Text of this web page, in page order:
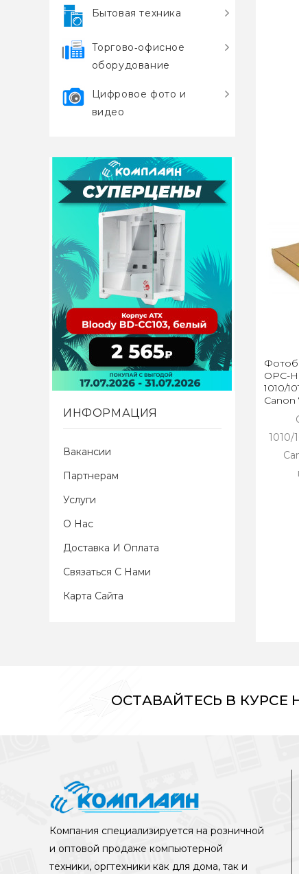
Бытовая техника
Торгово‑офисное
оборудование
Цифровое фото и
видео
ИНФОРМАЦИЯ
Вакансии
Партнерам
Услуги
О Нас
Доставка И Оплата
Связаться С Нами
Карта Сайта
OPC-
1010/
Canon
1010/
ОСТАВАЙТЕСЬ В
Компания специализируется на розничной
и оптовой продаже компьютерной
техники, оргтехники как для дома, так и